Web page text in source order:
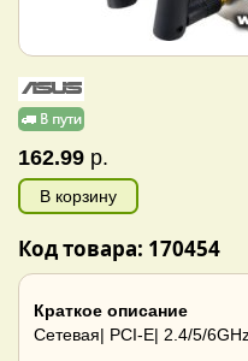
162.99 р.
В корзину
Код товара: 170454
Краткое описание
Сетевая| PCI-E| 2.4/5/